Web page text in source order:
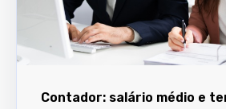
Contador: salário médio e